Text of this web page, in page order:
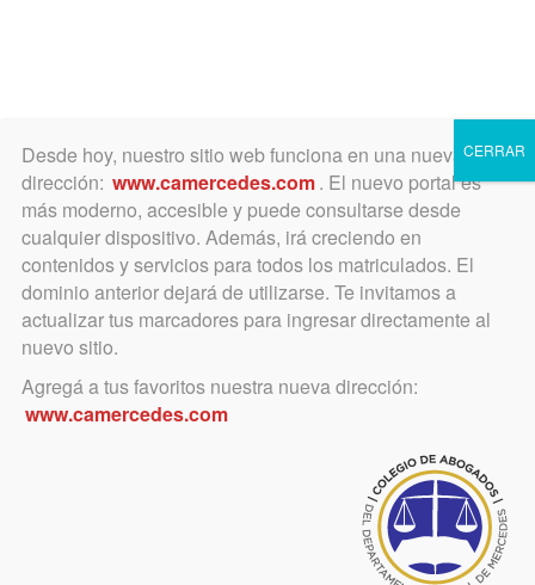
Toggle
navigation
Derecho Familia – Merlo –
Salto
febrero 25, 2019
Desde hoy, nuestro sitio web funciona en una nueva
dirección: www.camercedes.com. El nuevo portal es
más moderno, accesible y puede consultarse desde
cualquier dispositivo. Además, irá creciendo en
contenidos y servicios para todos los matriculados. El
dominio anterior dejará de utilizarse. Te invitamos a
actualizar tus marcadores para ingresar directamente al
nuevo sitio.
Agregá a tus favoritos nuestra nueva dirección:
www.camercedes.com
CERRAR